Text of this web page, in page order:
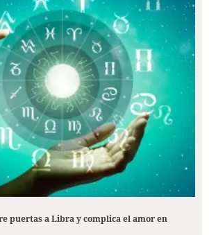
puertas a Libra y complica el amor en